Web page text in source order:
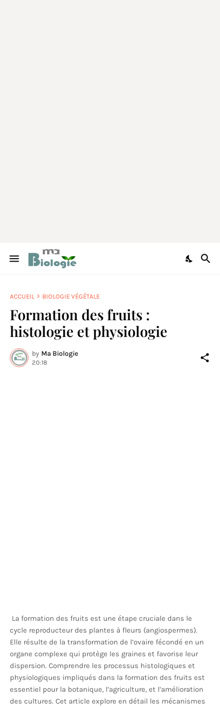
ACCUEIL BIOLOGIE VÉGÉTALE
Formation des fruits :
histologie et physiologie
by Ma Biologie
20:18
La formation des fruits est une étape cruciale dans le
cycle reproducteur des plantes à fleurs (angiospermes).
Elle résulte de la transformation de l’ovaire fécondé en un
organe complexe qui protège les graines et favorise leur
dispersion. Comprendre les processus histologiques et
physiologiques impliqués dans la formation des fruits est
essentiel pour la botanique, l’agriculture, et l’amélioration
des cultures. Cet article explore en détail les mécanismes